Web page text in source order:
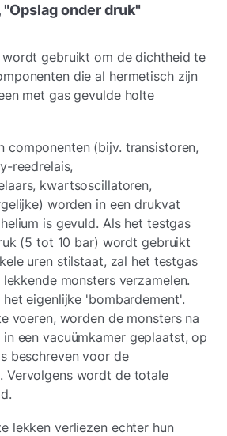
onder druk"
gebruikt om de dichtheid te
die al hermetisch zijn
met gas gevulde holte
componenten (bijv. transistoren,
reedrelais,
kwartsoscillatoren,
worden in een drukvat
is gevuld. Als het testgas
(5 tot 10 bar) wordt gebruikt
uren stilstaat, zal het testgas
monsters verzamelen.
eigenlijke 'bombardement'.
voeren, worden de monsters na
een vacuümkamer geplaatst, op
beschreven voor de
Vervolgens wordt de totale
lekken verliezen echter hun